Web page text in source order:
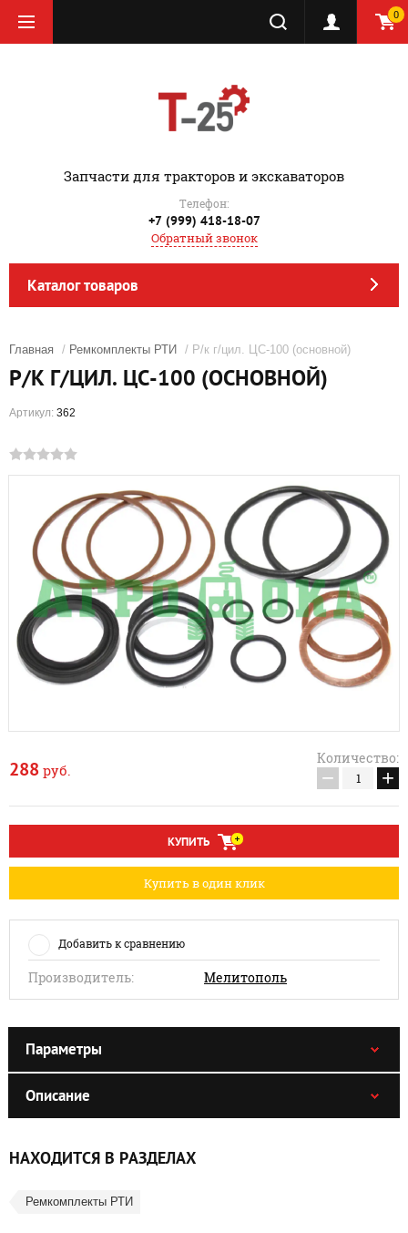
0
‎Запчасти для тракторов и экскаваторов
Телефон:
+7 (999) 418-18-07
Обратный звонок
Каталог товаров
Главная / Ремкомплекты РТИ / Р/к г/цил. ЦС-100 (основной)
Р/К Г/ЦИЛ. ЦС-100 (ОСНОВНОЙ)
Артикул: 362
288 руб.
Количество:
− +
КУПИТЬ
Купить в один клик
Добавить к сравнению
Производитель: Мелитополь
Параметры
Описание
НАХОДИТСЯ В РАЗДЕЛАХ
Ремкомплекты РТИ